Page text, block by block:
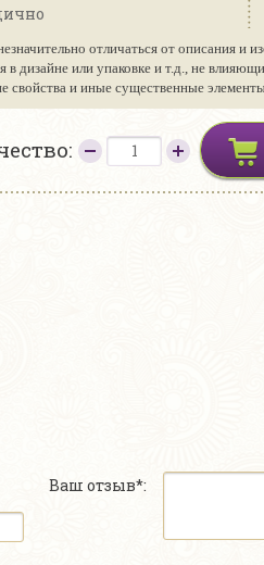
отличаться от описания и
в дизайне или упаковке и т.д., не
свойства и иные существенные
Ваш отзыв*: